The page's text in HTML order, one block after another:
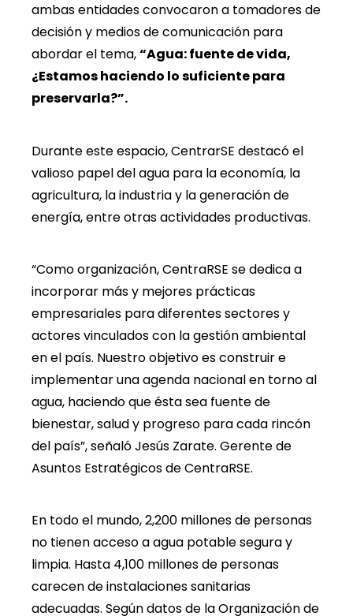
ambas entidades convocaron a tomadores de
decisión y medios de comunicación para
abordar el tema,“Agua: fuente de vida,
¿Estamos haciendo lo suficiente para
preservarla?”.
Durante este espacio, CentrarSE destacó el
valioso papel del agua para la economía, la
agricultura, la industria y la generación de
energía, entre otras actividades productivas.
“Como organización, CentraRSE se dedica a
incorporar más y mejores prácticas
empresariales para diferentes sectores y
actores vinculados con la gestión ambiental
en el país. Nuestro objetivo es construir e
implementar una agenda nacional en torno al
agua, haciendo que ésta sea fuente de
bienestar, salud y progreso para cada rincón
del país”, señaló Jesús Zarate. Gerente de
Asuntos Estratégicos de CentraRSE.
En todo el mundo, 2,200 millones de personas
no tienen acceso a agua potable segura y
limpia. Hasta 4,100 millones de personas
carecen de instalaciones sanitarias
adecuadas. Según datos de la Organización de